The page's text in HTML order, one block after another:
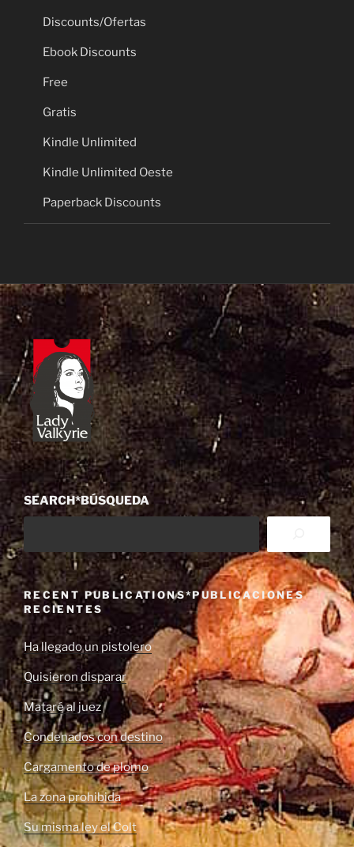
Discounts/Ofertas
Ebook Discounts
Free
Gratis
Kindle Unlimited
Kindle Unlimited Oeste
Paperback Discounts
SEARCH*BÚSQUEDA
RECENT PUBLICATIONS*PUBLICACIONES
RECIENTES
Ha llegado un pistolero
Quisieron disparar
Mataré al juez
Condenados con destino
Cargamento de plomo
La zona prohibida
Su misma ley el Colt